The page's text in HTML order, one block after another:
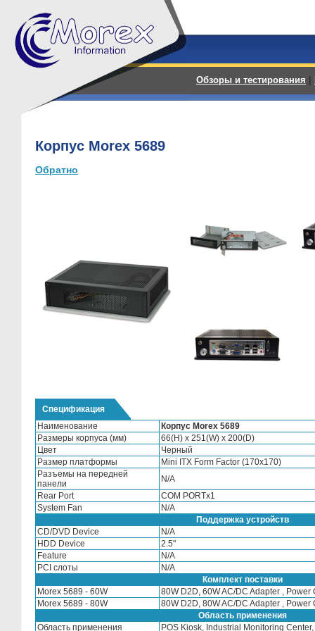
Обзоры и тестирования
Корпус Morex 5689
Обратно
Спецификация
Наименование
Корпус Morex 5689
Размеры корпуса (мм)
66(H) x 251(W) x 200(D)
Цвет
Черный
Размер платформы
Mini ITX Form Factor (170х170)
Разъемы на передней
панели
N/A
Rear Port
COM PORTx1
System Fan
N/A
Поддержка устройств
CD/DVD Device
N/A
HDD Device
2.5"
Feature
N/A
PCI слоты
N/A
Комплект поставки
Morex 5689 - 60W
80W D2D, 60W AC/DC Adapter , Power
Morex 5689 - 80W
80W D2D, 80W AC/DC Adapter , Power
Область применения
Область применения
POS Kiosk, Industrial Monitoring